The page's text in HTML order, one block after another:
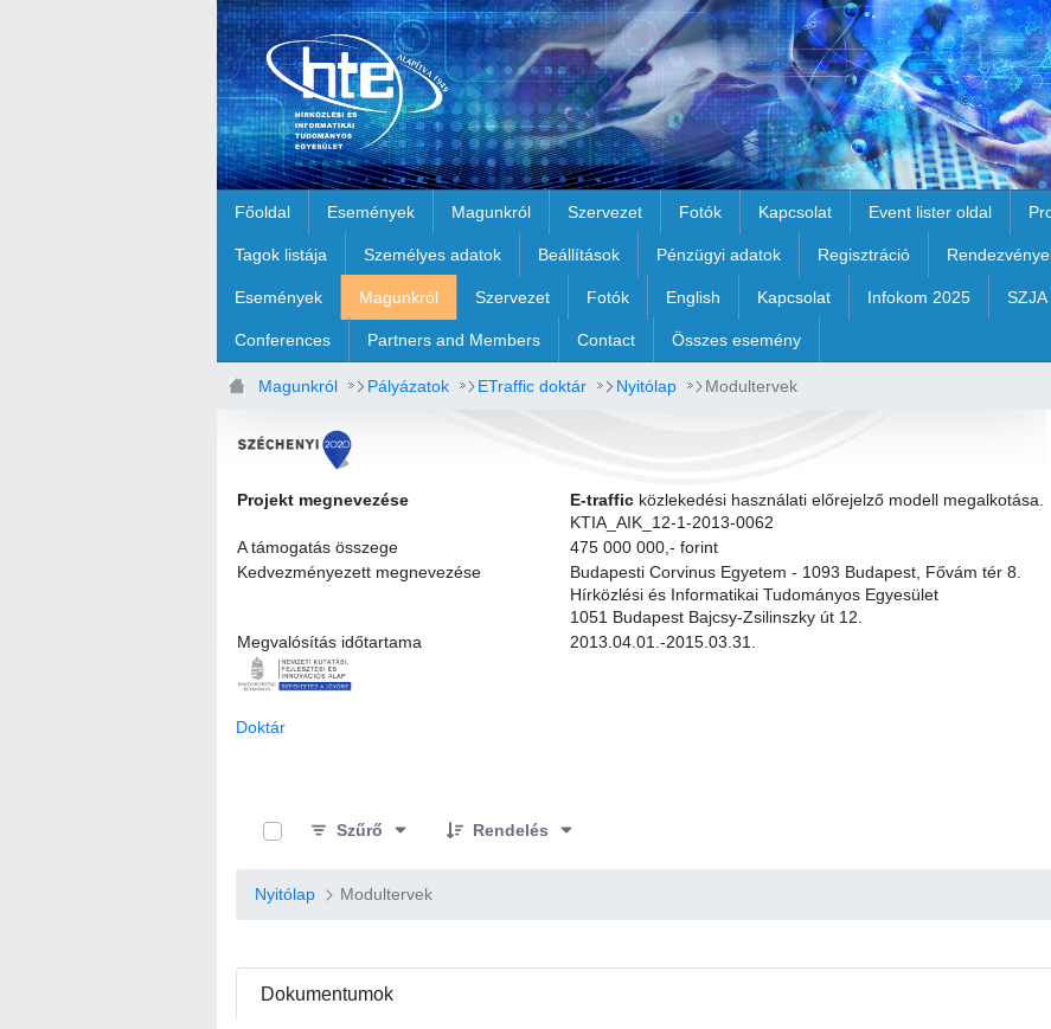
Főoldal Események Magunkról Szervezet Fotók Kapcsolat Event lister oldal
Tagok listája Személyes adatok Beállítások Pénzügyi adatok Regisztráció
Események Magunkról Szervezet Fotók English Kapcsolat Infokom 2025 SZJA
Conferences Partners and Members Contact Összes esemény
Magunkról Pályázatok ETraffic doktár Nyitólap Modultervek
Projekt megnevezése E-trafficközlekedési használati előrejelző modell megalkotása.
KTIA_AIK_12-1-2013-0062
A támogatás összege
475 000 000,- forint
Kedvezményezett megnevezése
Budapesti Corvinus Egyetem - 1093 Budapest, Fővám tér 8.
Hírközlési és Informatikai Tudományos Egyesület
1051 Budapest Bajcsy-Zsilinszky út 12.
Megvalósítás időtartama
2013.04.01.-2015.03.31.
Doktár
Szűrő
Rendelés
Nyitólap Modultervek
Dokumentumok